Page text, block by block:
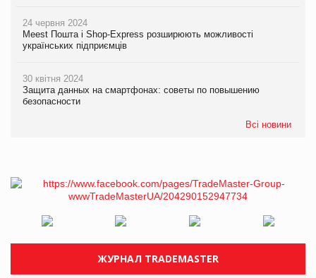
24 червня 2024
Meest Пошта і Shop-Express розширюють можливості
українських підприємців
30 квітня 2024
Защита данных на смартфонах: советы по повышению
безопасности
Всі новини
ЖУРНАЛ TRADEMASTER